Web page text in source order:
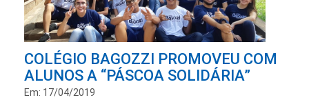
COLÉGIO BAGOZZI PROMOVEU COM
ALUNOS A “PÁSCOA SOLIDÁRIA”
Em: 17/04/2019